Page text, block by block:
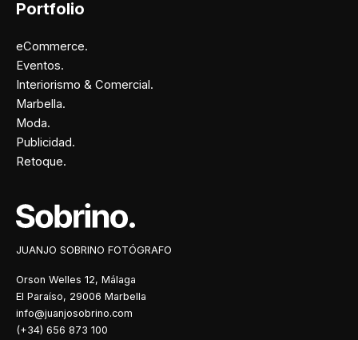
Portfolio
eCommerce.
Eventos.
Interiorismo & Comercial.
Marbella.
Moda.
Publicidad.
Retoque.
JUANJO SOBRINO FOTÓGRAFO
Orson Welles 12, Málaga
El Paraíso, 29006 Marbella
info@juanjosobrino.com
(+34) 656 873 100